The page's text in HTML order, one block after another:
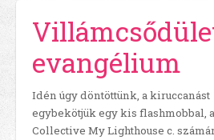
evangélium
Idén úgy döntöttünk, a kiruccanást
egybekötjük egy kis flashmobbal,
Collective My Lighthouse c.